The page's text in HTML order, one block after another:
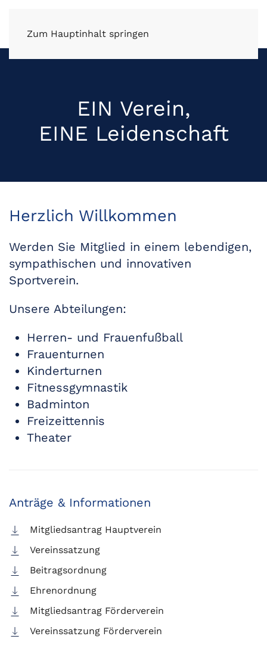
Zum Hauptinhalt springen
EIN Verein,
EINE Leidenschaft
Herzlich Willkommen
Werden Sie Mitglied in einem lebendigen,
sympathischen und innovativen
Sportverein.
Unsere Abteilungen:
Herren- und Frauenfußball
Frauenturnen
Kinderturnen
Fitnessgymnastik
Badminton
Freizeittennis
Theater
Anträge & Informationen
Mitgliedsantrag Hauptverein
Vereinssatzung
Beitragsordnung
Ehrenordnung
Mitgliedsantrag Förderverein
Vereinssatzung Förderverein